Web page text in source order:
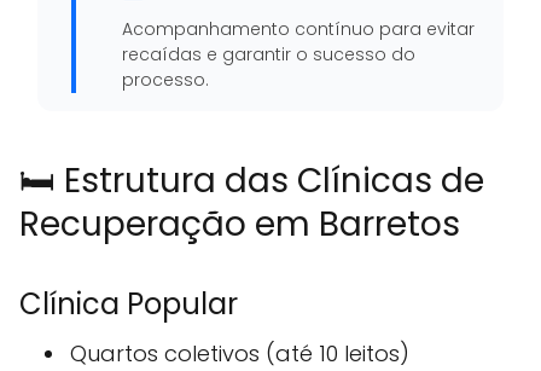
Acompanhamento contínuo para evitar
recaídas e garantir o sucesso do
processo.
🛏️ Estrutura das Clínicas de
Recuperação em Barretos
Clínica Popular
Quartos coletivos (até 10 leitos)